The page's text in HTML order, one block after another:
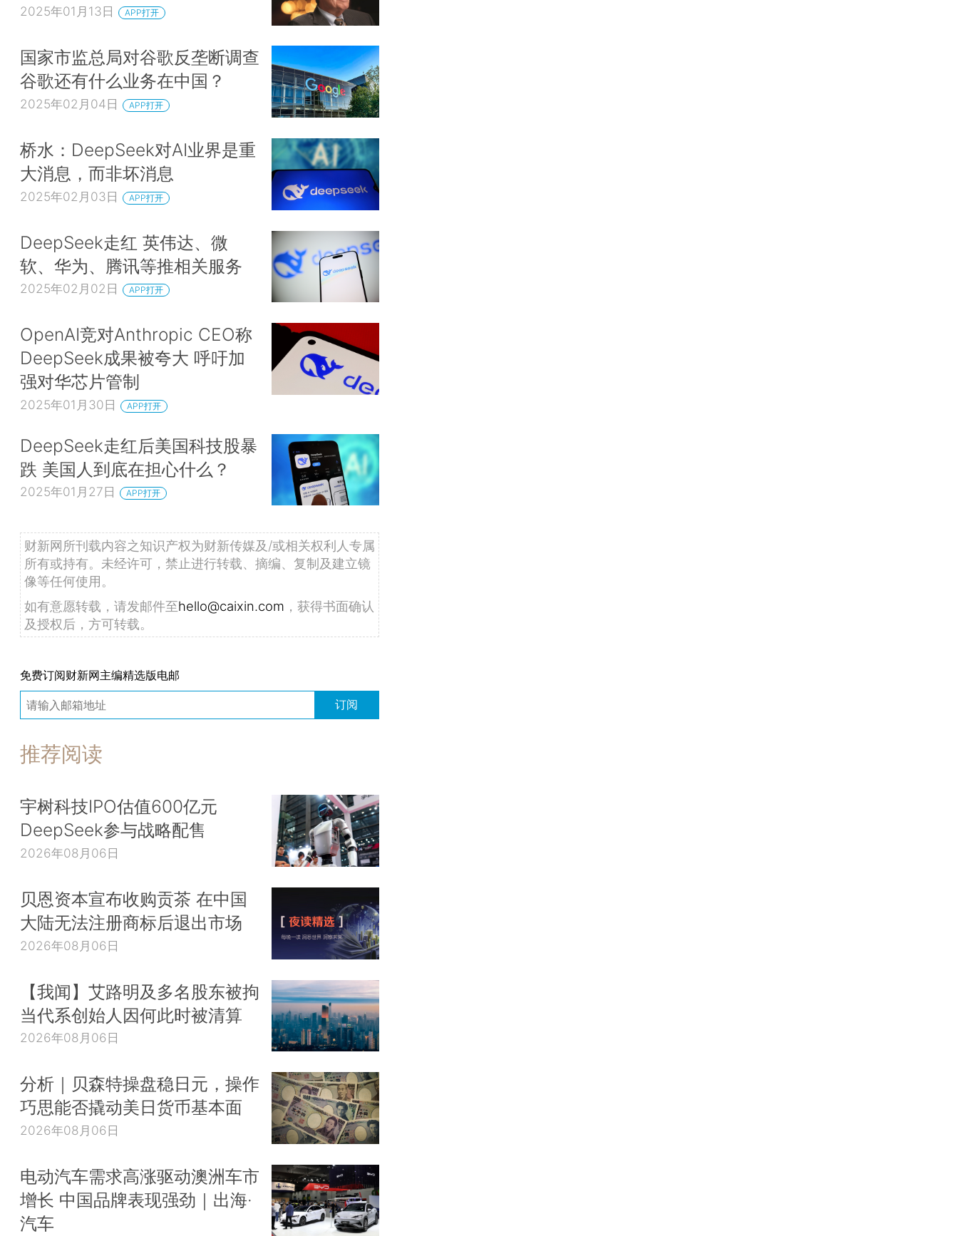
2025年01月13日 APP打开
国家市监总局对谷歌反垄断调查
谷歌还有什么业务在中国？
2025年02月04日 APP打开
桥水：DeepSeek对AI业界是重
大消息，而非坏消息
2025年02月03日 APP打开
DeepSeek走红 英伟达、微
软、华为、腾讯等推相关服务
2025年02月02日 APP打开
OpenAI竞对Anthropic CEO称
DeepSeek成果被夸大 呼吁加
强对华芯片管制
2025年01月30日 APP打开
DeepSeek走红后美国科技股暴
跌 美国人到底在担心什么？
2025年01月27日 APP打开
财新网所刊载内容之知识产权为财新传媒及/或相关权利人专属
所有或持有。未经许可，禁止进行转载、摘编、复制及建立镜
像等任何使用。
如有意愿转载，请发邮件至hello@caixin.com ，获得书面确认
及授权后，方可转载。
免费订阅财新网主编精选版电邮
订阅
推荐阅读
宇树科技IPO估值600亿元
DeepSeek参与战略配售
2026年08月06日
贝恩资本宣布收购贡茶 在中国
大陆无法注册商标后退出市场
2026年08月06日
【我闻】艾路明及多名股东被拘
当代系创始人因何此时被清算
2026年08月06日
分析｜贝森特操盘稳日元，操作
巧思能否撬动美日货币基本面
2026年08月06日
电动汽车需求高涨驱动澳洲车市
增长 中国品牌表现强劲｜出海·
汽车